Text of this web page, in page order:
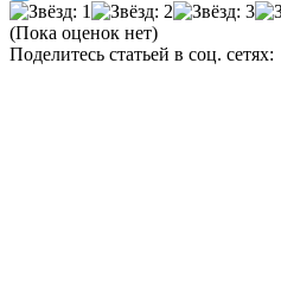
(Пока оценок нет)
Поделитесь статьей в соц. сетях: